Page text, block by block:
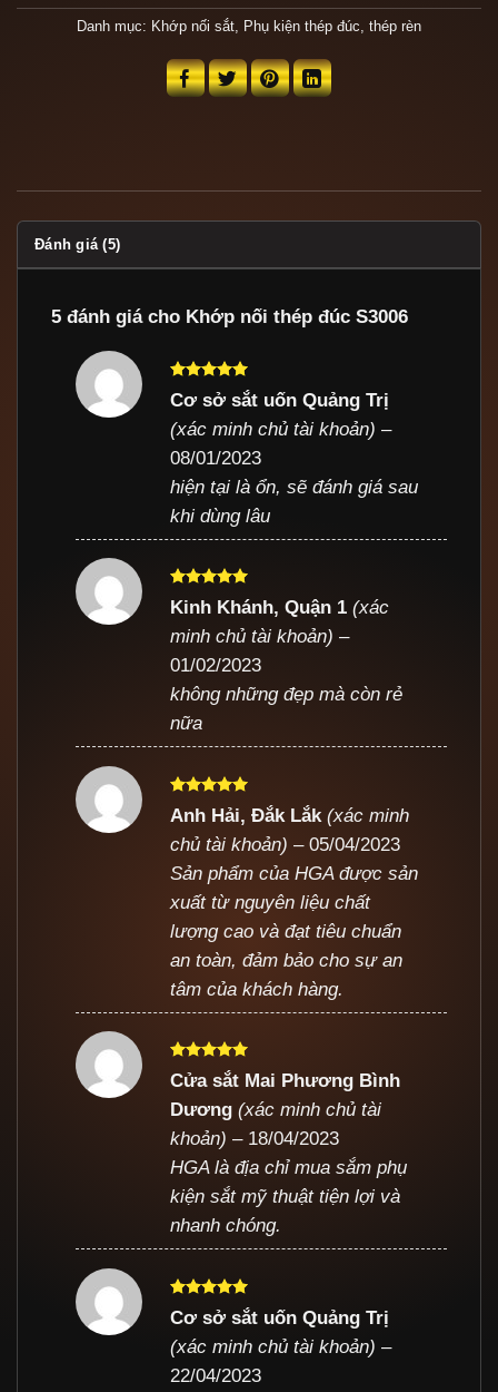
Danh mục: Khớp nối sắt, Phụ kiện thép đúc, thép rèn
Đánh giá (5)
5 đánh giá cho Khớp nối thép đúc S3006
Được xếp
sao
Cơ sở sắt uốn Quảng Trị
(xác minh chủ tài khoản) –
08/01/2023
hiện tại là ổn, sẽ đánh giá sau
khi dùng lâu
Được xếp
sao
Kinh Khánh, Quận 1(xác
minh chủ tài khoản) –
01/02/2023
không những đẹp mà còn rẻ
nữa
Được xếp
sao
Anh Hải, Đắk Lắk(xác minh
chủ tài khoản) – 05/04/2023
Sản phẩm của HGA được sản
xuất từ nguyên liệu chất
lượng cao và đạt tiêu chuẩn
an toàn, đảm bảo cho sự an
tâm của khách hàng.
Được xếp
sao
Cửa sắt Mai Phương Bình
Dương(xác minh chủ tài
khoản) – 18/04/2023
HGA là địa chỉ mua sắm phụ
kiện sắt mỹ thuật tiện lợi và
nhanh chóng.
Được xếp
sao
Cơ sở sắt uốn Quảng Trị
(xác minh chủ tài khoản) –
22/04/2023